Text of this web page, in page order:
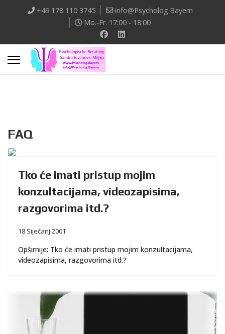
+49 178 110 3745
info@Psycholog.Bayern
Mo.-Fr. 17:00 - 18:00
FAQ
Tko će imati pristup mojim
konzultacijama, videozapisima,
razgovorima itd.?
18 Siječanj 2001
Opširnije: Tko će imati pristup mojim konzultacijama,
videozapisima, razgovorima itd.?